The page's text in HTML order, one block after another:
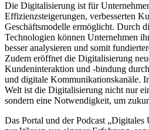
Die Digitalisierung ist für
Effizienzsteigerungen, verbesserten
Geschäftsmodelle ermöglicht. Durch
Technologien können Unternehmen
besser analysieren und somit
Zudem eröffnet die Digitalisierung
Kundeninteraktion und -bindung
und digitale Kommunikationskanäle.
Welt ist die Digitalisierung nicht nur
sondern eine Notwendigkeit, um
Das Portal und der Podcast